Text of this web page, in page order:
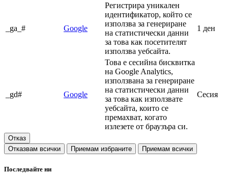
_ga_# Google
Регистрира уникален
идентификатор, който се
използва за генериране
на статистически данни
за това как посетителят
използва уебсайта.
1 ден
_gd# Google
Това е сесийна бисквитка
на Google Analytics,
използвана за генериране
на статистически данни
за това как използвате
уебсайта, които се
премахват, когато
излезете от браузъра си.
Сесия
Отказ
Отказвам всички
Приемам избраните Приемам всички
Последвайте ни